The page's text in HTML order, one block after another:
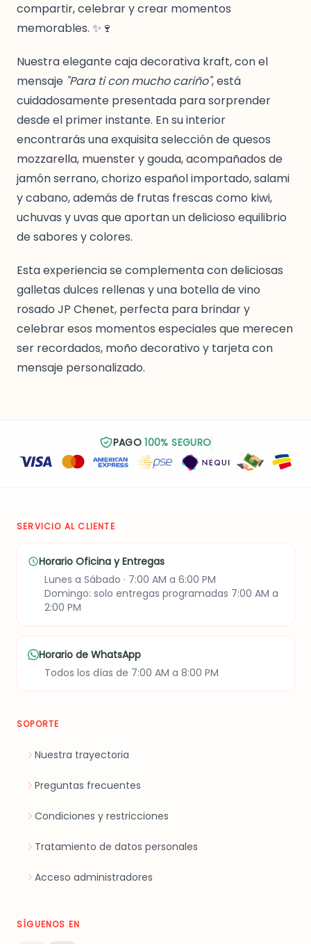
compartir, celebrar y crear momentos
memorables. ✨🍷
Nuestra elegante caja decorativa kraft, con el
mensaje "Para ti con mucho cariño", está
cuidadosamente presentada para sorprender
desde el primer instante. En su interior
encontrarás una exquisita selección de quesos
mozzarella, muenster y gouda, acompañados de
jamón serrano, chorizo español importado, salami
y cabano, además de frutas frescas como kiwi,
uchuvas y uvas que aportan un delicioso equilibrio
de sabores y colores.
Esta experiencia se complementa con deliciosas
galletas dulces rellenas y una botella de vino
rosado JP Chenet, perfecta para brindar y
celebrar esos momentos especiales que merecen
ser recordados, moño decorativo y tarjeta con
mensaje personalizado.
PAGO100% SEGURO
SERVICIO AL CLIENTE
Horario Oficina y Entregas
Lunes a Sábado · 7:00 AM a 6:00 PM
Domingo: solo entregas programadas 7:00 AM a
2:00 PM
Horario de WhatsApp
Todos los días de 7:00 AM a 8:00 PM
SOPORTE
Nuestra trayectoria
Preguntas frecuentes
Condiciones y restricciones
Tratamiento de datos personales
Acceso administradores
SÍGUENOS EN